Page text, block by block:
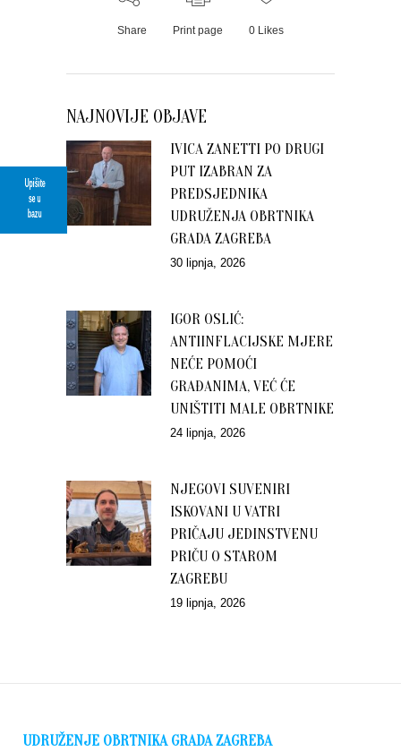
Upišite
se u
bazu
Share Print page 0 Likes
NAJNOVIJE OBJAVE
IVICA ZANETTI PO DRUGI
PUT IZABRAN ZA
PREDSJEDNIKA
UDRUŽENJA OBRTNIKA
GRADA ZAGREBA
30 lipnja, 2026
IGOR OSLIĆ:
ANTIINFLACIJSKE MJERE
NEĆE POMOĆI
GRAĐANIMA, VEĆ ĆE
UNIŠTITI MALE OBRTNIKE
24 lipnja, 2026
NJEGOVI SUVENIRI
ISKOVANI U VATRI
PRIČAJU JEDINSTVENU
PRIČU O STAROM
ZAGREBU
19 lipnja, 2026
UDRUŽENJE OBRTNIKA GRADA ZAGREBA